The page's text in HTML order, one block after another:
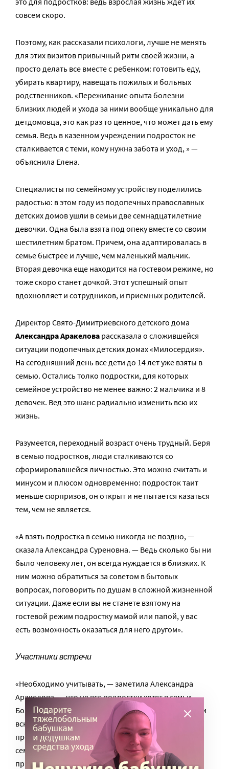
совсем скоро.
Поэтому, как рассказали психологи, лучше не менять
для этих визитов привычный ритм своей жизни, а
просто делать все вместе с ребенком: готовить еду,
убирать квартиру, навещать пожилых и больных
родственников. «Переживание опыта болезни
близких людей и ухода за ними вообще уникально для
детдомовца, это как раз то ценное, что может дать ему
семья. Ведь в казенном учреждении подросток не
сталкивается с теми, кому нужна забота и уход, » —
объяснила Елена.
Специалисты по семейному устройству поделились
радостью: в этом году из подопечных православных
детских домов ушли в семьи две семнадцатилетние
девочки. Одна была взята под опеку вместе со своим
шестилетним братом. Причем, она адаптировалась в
семье быстрее и лучше, чем маленький мальчик.
Вторая девочка еще находится на гостевом режиме, но
тоже скоро станет дочкой. Этот успешный опыт
вдохновляет и сотрудников, и приемных родителей.
Директор Свято-Димитриевского детского дома
Александра Аракелова рассказала о сложившейся
ситуации подопечных детских домах «Милосердия».
На сегодняшний день все дети до 14 лет уже взяты в
семью. Остались толко подростки, для которых
семейное устройство не менее важно: 2 мальчика и 8
девочек. Вед это шанс радиально изменить всю их
жизнь.
Разумеется, переходный возраст очень трудный. Беря
в семью подростков, люди сталкиваются со
сформировавшейся личностью. Это можно считать и
минусом и плюсом одновременно: подросток таит
меньше сюрпризов, он открыт и не пытается казаться
тем, чем не является.
«А взять подростка в семью никогда не поздно, —
сказала Александра Суреновна. — Ведь сколько бы ни
было человеку лет, он всегда нуждается в близких. К
ним можно обратиться за советом в бытовых
вопросах, поговорить по душам в сложной жизненной
ситуации. Даже если вы не станете взятому на
гостевой режим подростку мамой или папой, у вас
есть возможность оказаться для него другом».
Участники встречи
«Необходимо учитывать, — заметила Александра
Аракелова, — что не все подростки хотят в семьи.
Большая часть из них прожила в детском доме почти
всю жизнь. К тому же подростков часто обуревают
противоречивые чувства. «За нежеланием идти в
семью часто стоит неверие в то, что готовая его
принять семья существует. А также понимание того,